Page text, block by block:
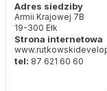
Adres siedziby
Armii Krajowej 7B
19-300 Ełk
Strona internetowa
tel: 87 621 60 60